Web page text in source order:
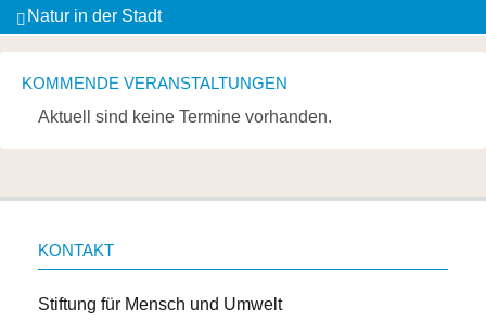
Natur in der Stadt
KOMMENDE VERANSTALTUNGEN
Aktuell sind keine Termine vorhanden.
KONTAKT
Stiftung für Mensch und Umwelt